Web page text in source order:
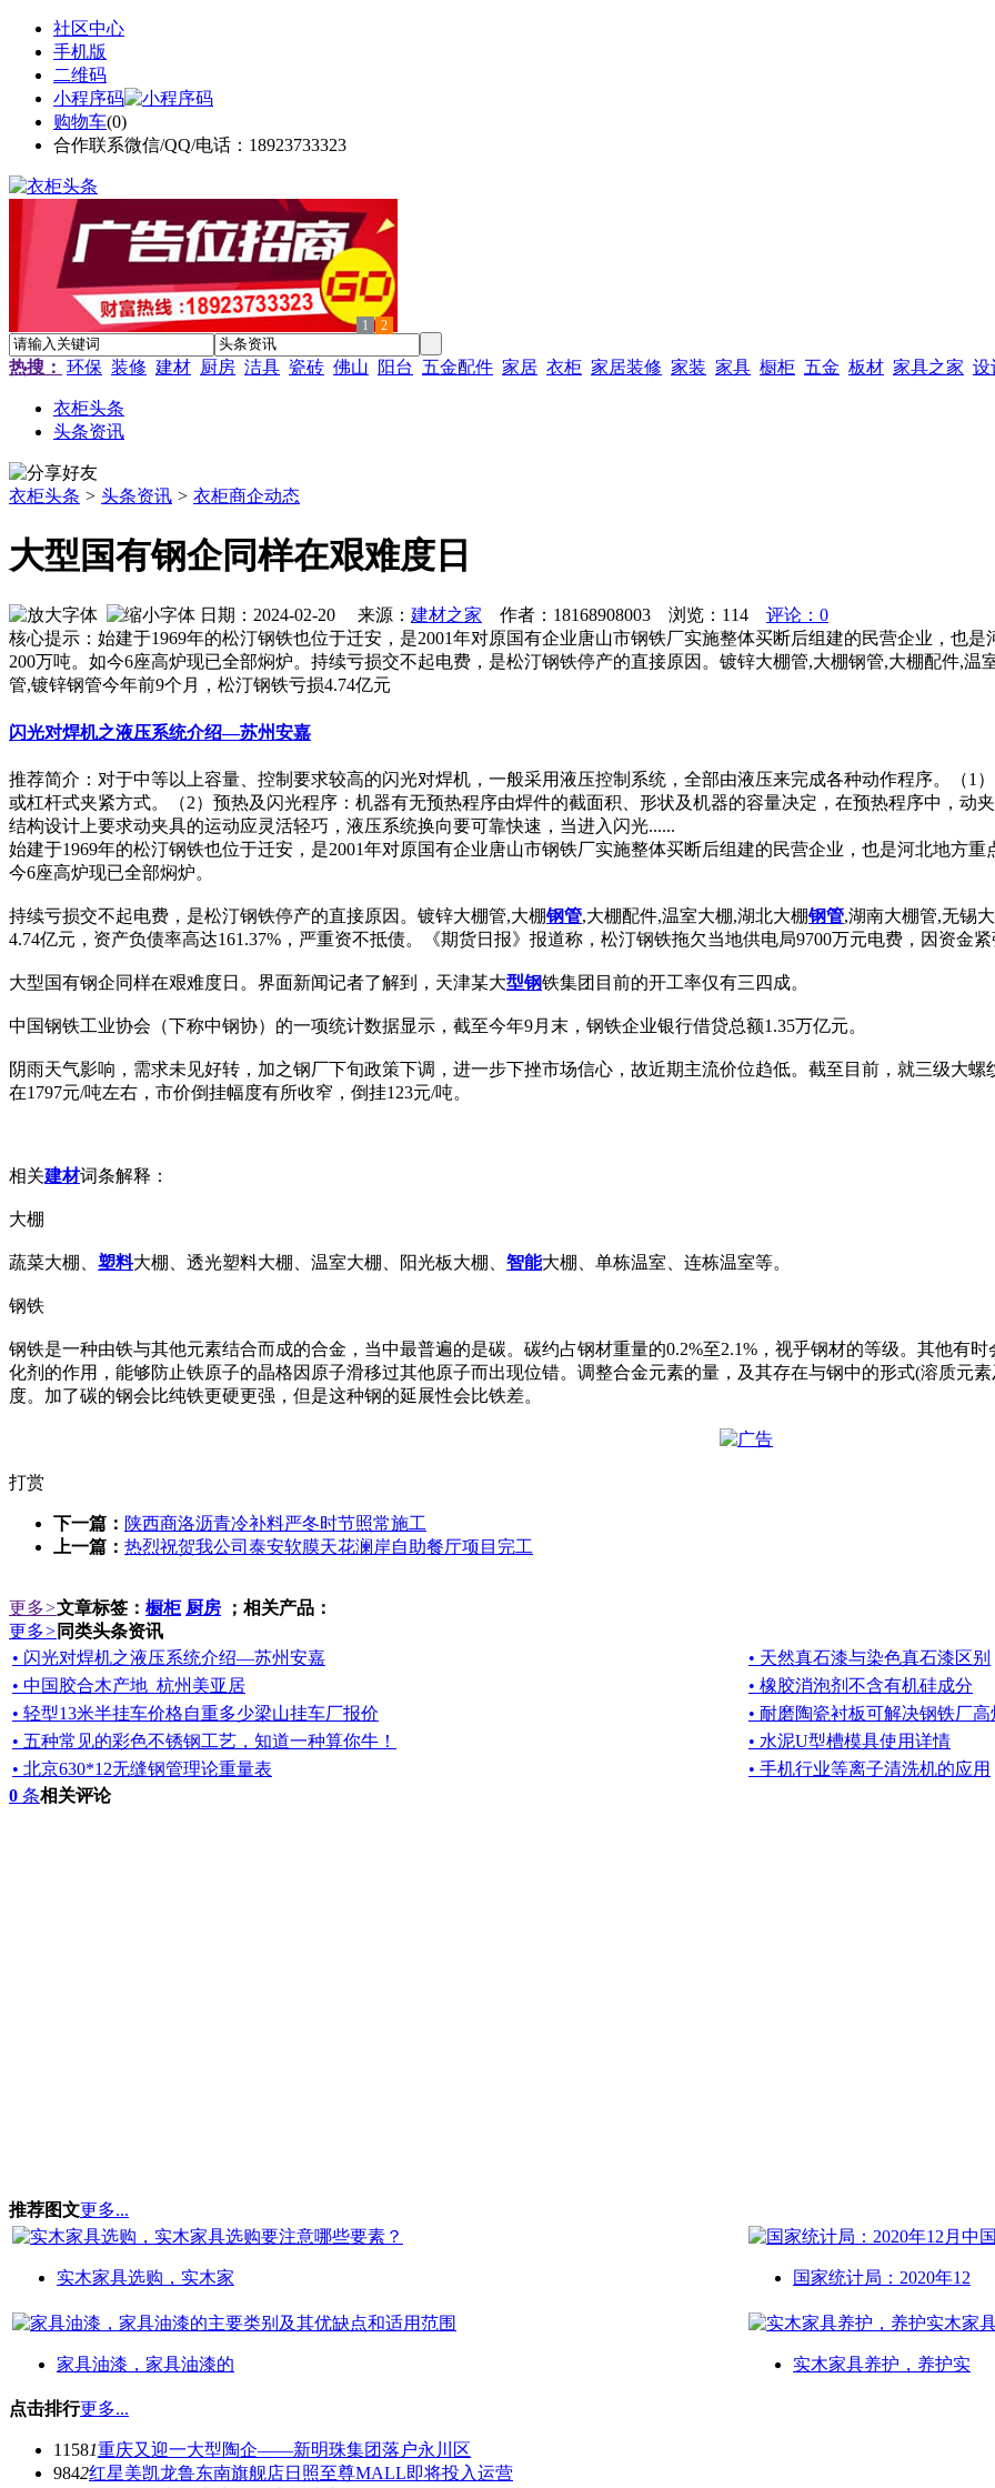
社区中心
手机版
二维码
小程序码
购物车(0)
合作联系微信/QQ/电话：18923733323
1 2
热搜： 环保 装修 建材 厨房 洁具 瓷砖 佛山 阳台 五金配件 家居 衣柜 家居装修 家装 家具 橱柜 五金 板材 家具之家 设
衣柜头条
头条资讯
衣柜头条 > 头条资讯 > 衣柜商企动态
大型国有钢企同样在艰难度日
日期：2024-02-20 来源： 建材之家 作者：18168908003 浏览： 114
评论：0
核心提示：始建于1969年的松汀钢铁也位于迁安，是2001年对原国有企业唐山市钢铁厂实施整体买断后组建的民营企业，也
200万吨。如今6座高炉现已全部焖炉。持续亏损交不起电费，是松汀钢铁停产的直接原因。镀锌大棚管,大棚钢管,大棚配件,
管,镀锌钢管今年前9个月，松汀钢铁亏损4.74亿元
闪光对焊机之液压系统介绍—苏州安嘉
推荐简介：对于中等以上容量、控制要求较高的闪光对焊机，一般采用液压控制系统，全部由液压来完成各种动作程序。（1
或杠杆式夹紧方式。（2）预热及闪光程序：机器有无预热程序由焊件的截面积、形状及机器的容量决定，在预热程序中，动
结构设计上要求动夹具的运动应灵活轻巧，液压系统换向要可靠快速，当进入闪光......
始建于1969年的松汀钢铁也位于迁安，是2001年对原国有企业唐山市钢铁厂实施整体买断后组建的民营企业，也是河北地方
今6座高炉现已全部焖炉。
持续亏损交不起电费，是松汀钢铁停产的直接原因。镀锌大棚管,大棚钢管,大棚配件,温室大棚,湖北大棚钢管,湖南大棚管,无锡
4.74亿元，资产负债率高达161.37%，严重资不抵债。《期货日报》报道称，松汀钢铁拖欠当地供电局9700万元电费，因资金
大型国有钢企同样在艰难度日。界面新闻记者了解到，天津某大型钢铁集团目前的开工率仅有三四成。
中国钢铁工业协会（下称中钢协）的一项统计数据显示，截至今年9月末，钢铁企业银行借贷总额1.35万亿元。
阴雨天气影响，需求未见好转，加之钢厂下旬政策下调，进一步下挫市场信心，故近期主流价位趋低。截至目前，就三级大
在1797元/吨左右，市价倒挂幅度有所收窄，倒挂123元/吨。
相关建材词条解释：
大棚
蔬菜大棚、 塑料大棚、透光塑料大棚、温室大棚、阳光板大棚、 智能大棚、单栋温室、连栋温室等。
钢铁
钢铁是一种由铁与其他元素结合而成的合金，当中最普遍的是碳。碳约占钢材重量的0.2%至2.1%，视乎钢材的等级。其他有
化剂的作用，能够防止铁原子的晶格因原子滑移过其他原子而出现位错。调整合金元素的量，及其存在与钢中的形式(溶质元
度。加了碳的钢会比纯铁更硬更强，但是这种钢的延展性会比铁差。
打赏
下一篇： 陕西商洛沥青冷补料严冬时节照常施工
上一篇： 热烈祝贺我公司泰安软膜天花澜岸自助餐厅项目完工
更多>文章标签： 橱柜 厨房 ；相关产品：
更多> 同类头条资讯
• 闪光对焊机之液压系统介绍—苏州安嘉
• 天然真石漆与染色真石漆区别
• 中国胶合木产地_杭州美亚居
• 橡胶消泡剂不含有机硅成分
• 轻型13米半挂车价格自重多少梁山挂车厂报价
• 耐磨陶瓷衬板可解决钢铁厂
• 五种常见的彩色不锈钢工艺，知道一种算你牛！
• 水泥U型槽模具使用详情
• 北京630*12无缝钢管理论重量表
• 手机行业等离子清洗机的应用
0 条相关评论
推荐图文更多...
实木家具选购，实木家 国家统计局：2020年12
家具油漆，家具油漆的 实木家具养护，养护实
点击排行更多...
11581重庆又迎一大型陶企——新明珠集团落户永川区
9842红星美凯龙鲁东南旗舰店日照至尊MALL即将投入运营